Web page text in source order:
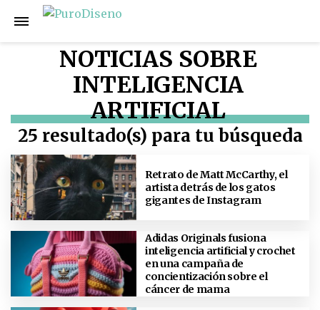
NOTICIAS SOBRE
INTELIGENCIA
ARTIFICIAL
25 resultado(s) para tu búsqueda
Retrato de Matt McCarthy, el
artista detrás de los gatos
gigantes de Instagram
Adidas Originals fusiona
inteligencia artificial y crochet
en una campaña de
concientización sobre el
cáncer de mama